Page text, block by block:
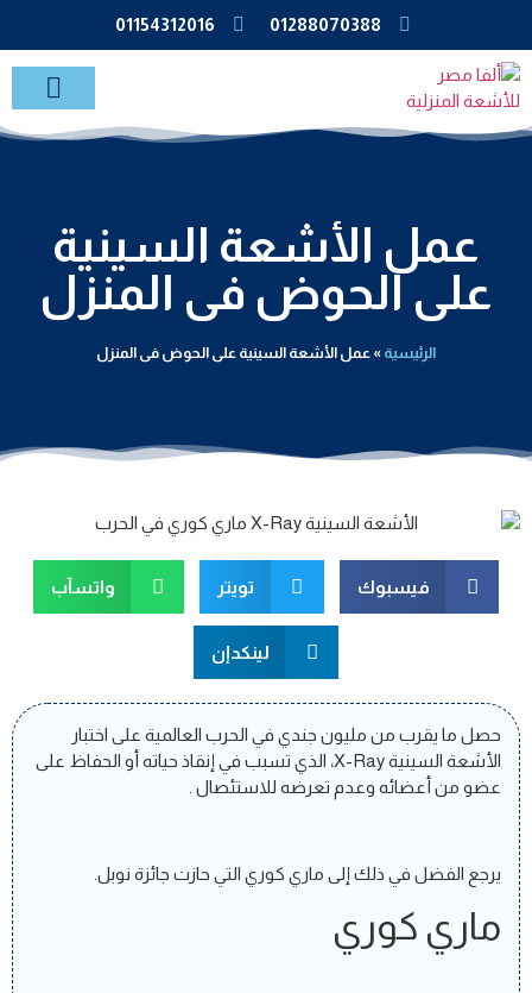
01288070388
01154312016
عمل الأشعة السينية
على الحوض فى المنزل
الرئيسية » عمل الأشعة السينية على الحوض فى المنزل
فيسبوك تويتر واتسآب
لينكدإن
حصل ما يقرب من مليون جندي في الحرب العالمية على اختبار
الأشعة السينية X-Ray، الذي تسبب في إنقاذ حياته أو الحفاظ على
عضو من أعضائه وعدم تعرضه للاستئصال .
يرجع الفضل في ذلك إلى ماري كوري التي حازت جائزة نوبل.
ماري كوري